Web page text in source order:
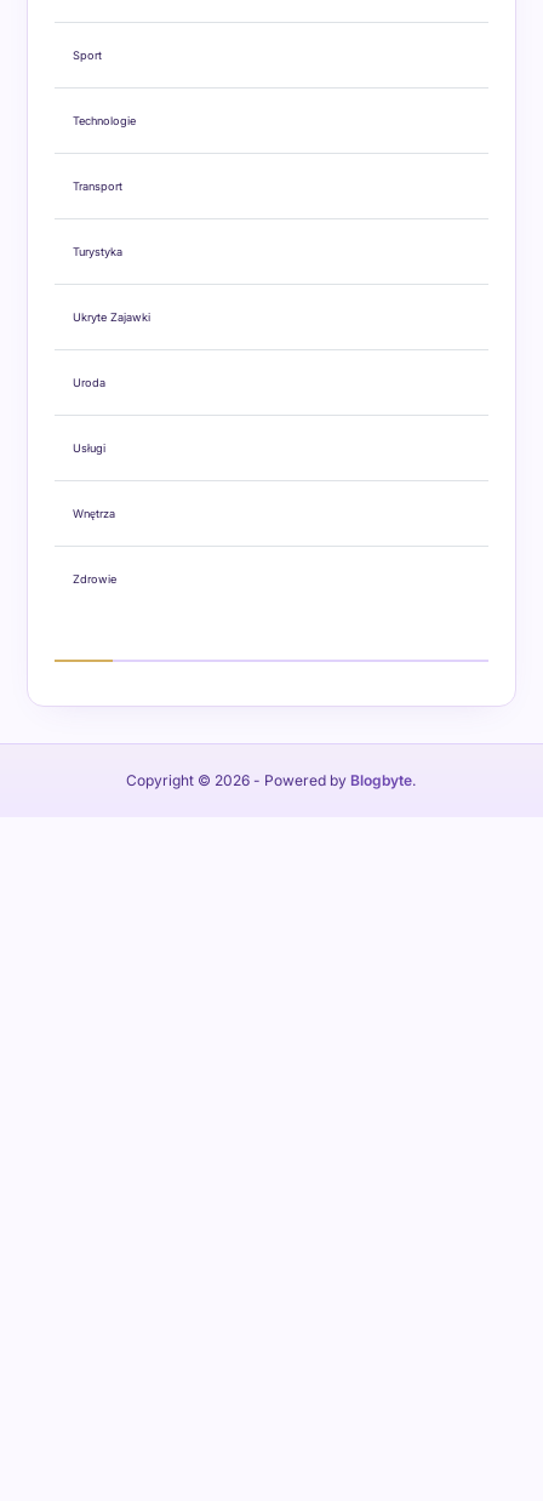
Sport
Technologie
Transport
Turystyka
Ukryte Zajawki
Uroda
Usługi
Wnętrza
Zdrowie
Copyright © 2026 - Powered by Blogbyte.